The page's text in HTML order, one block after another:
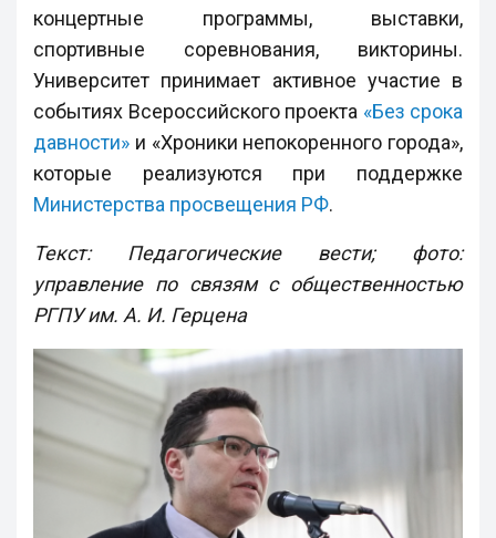
концертные программы, выставки,
спортивные соревнования, викторины.
Университет принимает активное участие в
событиях Всероссийского проекта «Без срока
давности» и «Хроники непокоренного города»,
которые реализуются при поддержке
Министерства просвещения РФ.
Текст: Педагогические вести; фото:
управление по связям с общественностью
РГПУ им. А. И. Герцена